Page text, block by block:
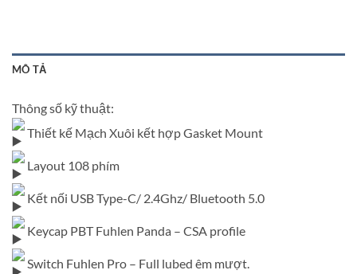
MÔ TẢ
Thông số kỹ thuật:
Thiết kế Mạch Xuôi kết hợp Gasket Mount
Layout 108 phím
Kết nối USB Type-C/ 2.4Ghz/ Bluetooth 5.0
Keycap PBT Fuhlen Panda – CSA profile
Switch Fuhlen Pro – Full lubed êm mượt.